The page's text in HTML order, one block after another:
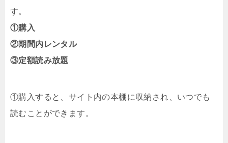
す。
①購入
②期間内レンタル
③定額読み放題
①購入すると、サイト内の本棚に収納され、いつでも
読むことができます。